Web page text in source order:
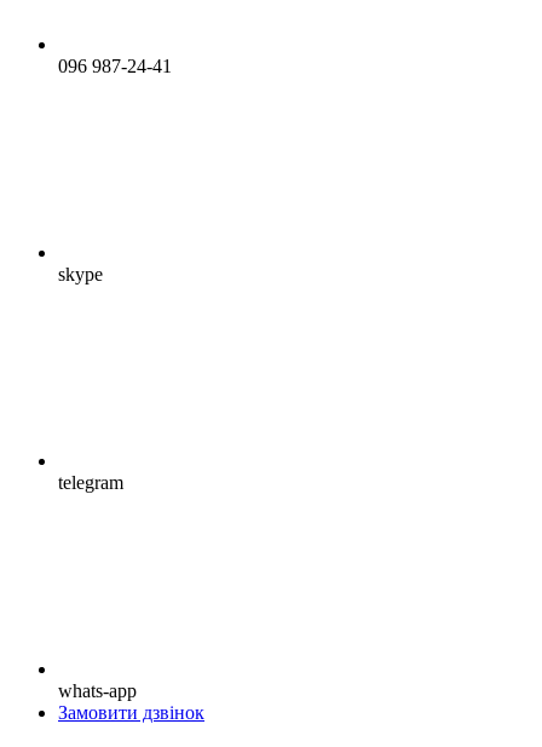
096 987-24-41
skype
telegram
whats-app
Замовити дзвінок